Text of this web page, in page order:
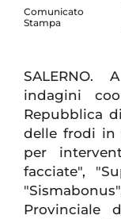
Comunicato
Stampa
SALERNO.
indagini
Repubblica
delle frodi in
per
facciate",
Provinciale